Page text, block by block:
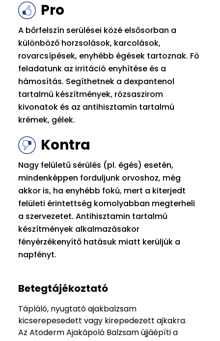
Pro
A bőrfelszín serülései közé elsősorban a
különböző horzsolások, karcolások,
rovarcsípések, enyhébb égések tartoznak. Fö
feladatunk az irritáció enyhítése és a
hámosítás. Segíthetnek a dexpantenol
tartalmú készítmények, rózsaszirom
kivonatok és az antihisztamin tartalmú
krémek, gélek.
Kontra
Nagy felületű sérülés (pl. égés) esetén,
mindenképpen forduljunk orvoshoz, még
akkor is, ha enyhébb fokú, mert a kiterjedt
felületi érintettség komolyabban megterheli
a szervezetet. Antihisztamin tartalmú
készítmények alkalmazásakor
fényérzékenyítő hatásuk miatt kerüljük a
napfényt.
Betegtájékoztató
Tápláló, nyugtató ajakbalzsam
kicserepesedett vagy kirepedezett ajkakra.
Az Atoderm Ajakápoló Balzsam újjáépíti a